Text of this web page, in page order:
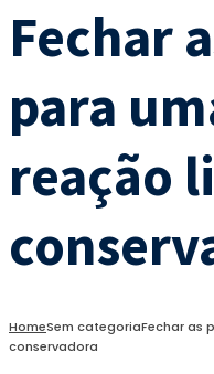
Fechar
para
reação
HomeSem categoriaFechar as
conservadora